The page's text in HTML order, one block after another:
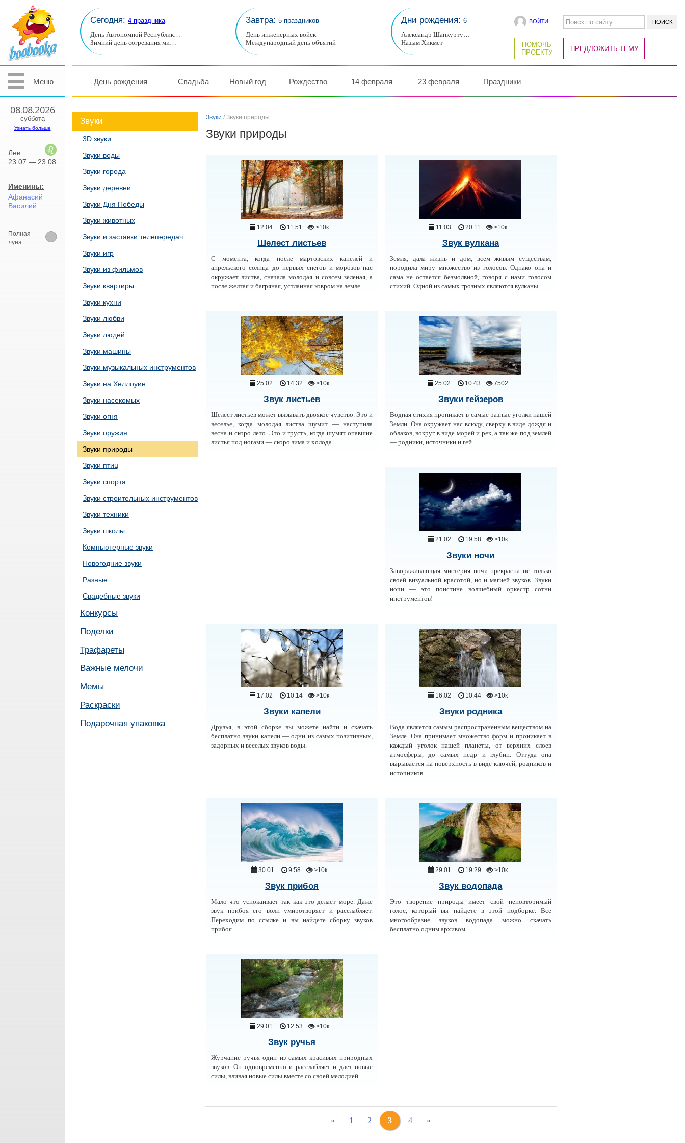
Меню
08.08.2026
суббота
Узнать больше
Лев
23.07 — 23.08
Именины:
Афанасий
Василий
Полная
луна
Сегодня: 4 праздника
День Автономной Республик…
Зимний день согревания ми…
Завтра: 5 праздников
День инженерных войск
Международный день объятий
Дни рождения: 6
Александр Шанкурту…
Назым Хикмет
ВОЙТИ
ПОМОЧЬ
ПРОЕКТУ
ПРЕДЛОЖИТЬ ТЕМУ
День рождения Свадьба Новый год Рождество 14 февраля 23 февраля Праздники
Звуки
3D звуки
Звуки воды
Звуки города
Звуки деревни
Звуки Дня Победы
Звуки животных
Звуки и заставки телепередач
Звуки игр
Звуки из фильмов
Звуки квартиры
Звуки кухни
Звуки любви
Звуки людей
Звуки машины
Звуки музыкальных инструментов
Звуки на Хеллоуин
Звуки насекомых
Звуки огня
Звуки оружия
Звуки природы
Звуки птиц
Звуки спорта
Звуки строительных инструментов
Звуки техники
Звуки школы
Компьютерные звуки
Новогодние звуки
Разные
Свадебные звуки
Конкурсы
Поделки
Трафареты
Важные мелочи
Мемы
Раскраски
Подарочная упаковка
Звуки / Звуки природы
Звуки природы
12.04 11:51 >10к
Шелест листьев
С момента, когда после мартовских капелей и
апрельского солнца до первых снегов и морозов нас
окружает листва, сначала молодая и совсем зеленая, а
после желтая и багряная, устланная ковром на земле.
11.03 20:11 >10к
Звук вулкана
Земля, дала жизнь и дом, всем живым существам,
породила миру множество из голосов. Однако она и
сама не остается безмолвной, говоря с нами голосом
стихий. Одной из самых грозных являются вулканы.
25.02 14:32 >10к
Звук листьев
Шелест листьев может вызывать двоякое чувство. Это и
веселье, когда молодая листва шумит — наступила
весна и скоро лето. Это и грусть, когда шумят опавшие
листья под ногами — скоро зима и холода.
25.02 10:43 7502
Звуки гейзеров
Водная стихия проникает в самые разные уголки нашей
Земли. Она окружает нас всюду, сверху в виде дождя и
облаков, вокруг в виде морей и рек, а так же под землей
— родники, источники и гей
21.02 19:58 >10к
Звуки ночи
Завораживающая мистерия ночи прекрасна не только
своей визуальной красотой, но и магией звуков. Звуки
ночи — это поистине волшебный оркестр сотни
инструментов!
17.02 10:14 >10к
Звуки капели
Друзья, в этой сборке вы можете найти и скачать
бесплатно звуки капели — одни из самых позитивных,
задорных и веселых звуков воды.
16.02 10:44 >10к
Звуки родника
Вода является самым распространенным веществом на
Земле. Она принимает множество форм и проникает в
каждый уголок нашей планеты, от верхних слоев
атмосферы, до самых недр и глубин. Оттуда она
вырывается на поверхность в виде ключей, родников и
источников.
30.01 9:58 >10к
Звук прибоя
Мало что успокаивает так как это делает море. Даже
звук прибоя его волн умиротворяет и расслабляет.
Переходим по ссылке и вы найдете сборку звуков
прибоя.
29.01 19:29 >10к
Звук водопада
Это творение природы имеет свой неповторимый
голос, который вы найдете в этой подборке. Все
многообразие звуков водопада можно скачать
бесплатно одним архивом.
29.01 12:53 >10к
Звук ручья
Журчание ручья один из самых красивых природных
звуков. Он одновременно и расслабляет и дает новые
силы, вливая новые силы вместе со своей мелодией.
« 1 2 3 4 »